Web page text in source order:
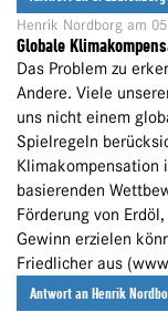
Henrik Nordborg am
Globale
Das Problem zu
Andere. Viele
uns nicht einem
Spielregeln
Klimakompensation
basierenden
Förderung von
Gewinn erzielen
Friedlicher aus
Antwort an Henrik